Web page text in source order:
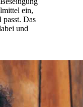
ein,
passt. Das
und